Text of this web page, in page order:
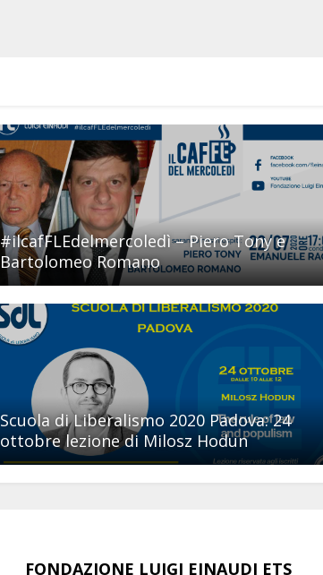
#ilcafFLEdelmercoledì – Piero Tony e
Bartolomeo Romano
Scuola di Liberalismo 2020 Padova: 24
ottobre lezione di Milosz Hodun
FONDAZIONE LUIGI EINAUDI ETS